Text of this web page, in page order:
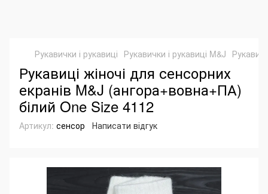
Рукавички і рукавиці Рукавички і рукавиці M&J
Рукавиці жіночі для сенсорних
екранів M&J (ангора+вовна+ПА)
білий One Size 4112
Артикул: сенсор Написати відгук